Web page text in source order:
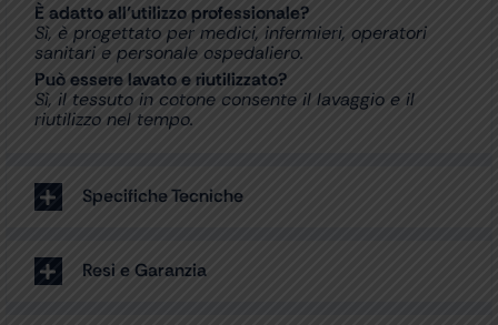
È adatto all’utilizzo professionale?
Sì, è progettato per medici, infermieri, operatori
sanitari e personale ospedaliero.
Può essere lavato e riutilizzato?
Sì, il tessuto in cotone consente il lavaggio e il
riutilizzo nel tempo.
Specifiche Tecniche
Resi e Garanzia